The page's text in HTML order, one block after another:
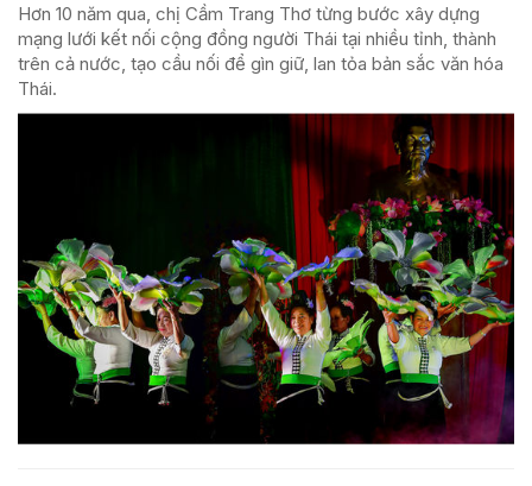
Hơn 10 năm qua, chị Cầm Trang Thơ từng bước xây dựng
mạng lưới kết nối cộng đồng người Thái tại nhiều tỉnh, thành
trên cả nước, tạo cầu nối để gìn giữ, lan tỏa bản sắc văn hóa
Thái.